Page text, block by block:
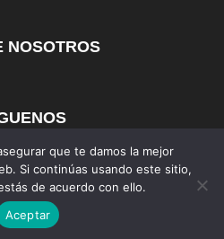
NOSOTROS
MujerAF AutosAF
©
que te damos la mejor
Si continúas usando este sitio,
de acuerdo con ello.
Aceptar